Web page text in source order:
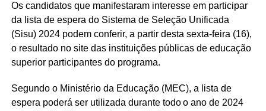
Os candidatos que manifestaram interesse em participar
da lista de espera do Sistema de Seleção Unificada
(Sisu) 2024 podem conferir, a partir desta sexta-feira (16),
o resultado no site das instituições públicas de educação
superior participantes do programa.
Segundo o Ministério da Educação (MEC), a lista de
espera poderá ser utilizada durante todo o ano de 2024